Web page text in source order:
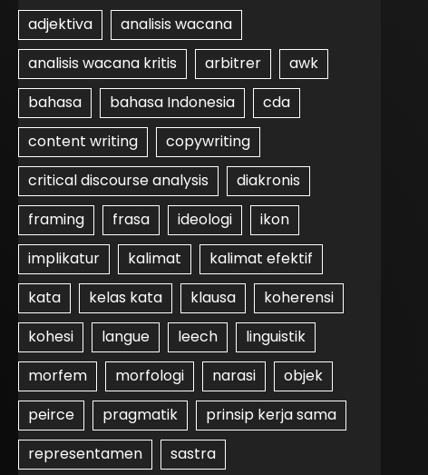
adjektiva
analisis wacana
analisis wacana kritis
arbitrer
awk
bahasa
bahasa Indonesia
cda
content writing
copywriting
critical discourse analysis
diakronis
framing
frasa ideologi
ikon
implikatur
kalimat
kalimat efektif
kata
kelas kata klausa
koherensi
kohesi
langue leech
linguistik
morfem
morfologi narasi
objek
peirce
pragmatik
prinsip kerja sama
representamen
sastra